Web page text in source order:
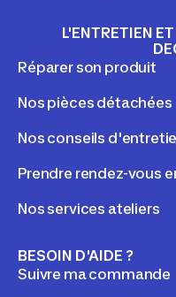
L'ENTRETIEN
Réparer son produit
Nos pièces détachées
Nos conseils
Prendre rendez-vous
Nos services ateliers
BESOIN D'AIDE ?
Suivre ma commande